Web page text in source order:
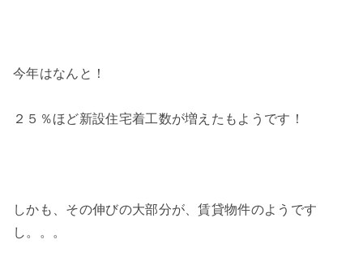
今年はなんと！
２５％ほど新設住宅着工数が増えたもようです！
しかも、その伸びの大部分が、賃貸物件のようです
し。。。